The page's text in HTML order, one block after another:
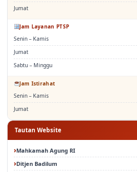
Jumat
Jam Layanan PTSP
Senin – Kamis
Jumat
Sabtu – Minggu
Jam Istirahat
Senin – Kamis
Jumat
Tautan Website
Mahkamah Agung RI
Ditjen Badilum